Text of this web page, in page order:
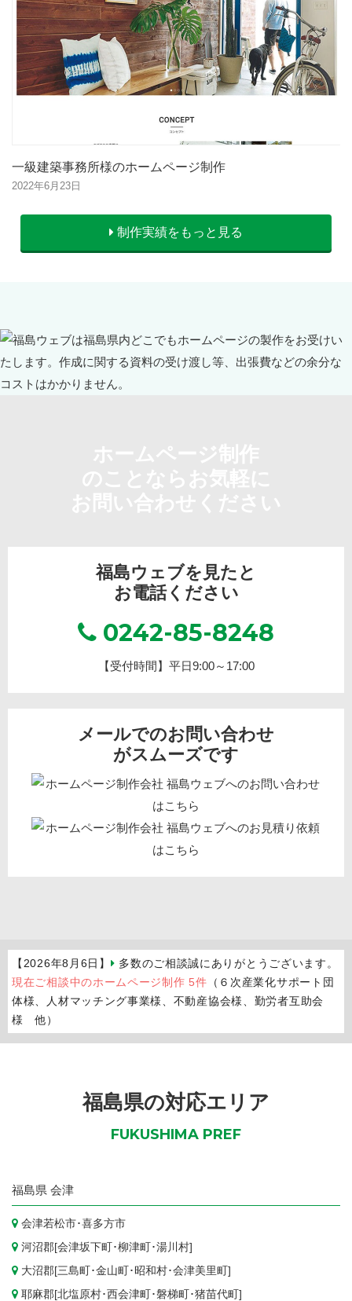
一級建築事務所様のホームページ制作
2022年6月23日
制作実績をもっと見る
福島ウェブを見たと
お電話ください
0242-85-8248
【受付時間】平日9:00～17:00
メールでのお問い合わせ
がスムーズです
【2026年8月6日】
多数のご相談誠にありがとうございます。
現在ご相談中のホームページ制作 5件 （６次産業化サポート団
体様、人材マッチング事業様、不動産協会様、勤労者互助会
様 他）
福島県の対応エリア
FUKUSHIMA PREF
福島県 会津
会津若松市･喜多方市
河沼郡[会津坂下町 ･柳津町 ･湯川村]
大沼郡[三島町 ･金山町 ･ 昭和村･会津美里町 ]
耶麻郡[北塩原村･西会津町 ･磐梯町 ･猪苗代町 ]